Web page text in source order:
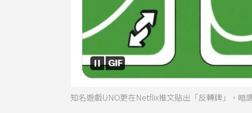
知名遊戲UNO更在Netflix推文貼出「反轉牌」，暗